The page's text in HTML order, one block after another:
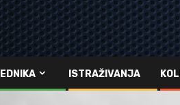
ISTRAŽIVANJA